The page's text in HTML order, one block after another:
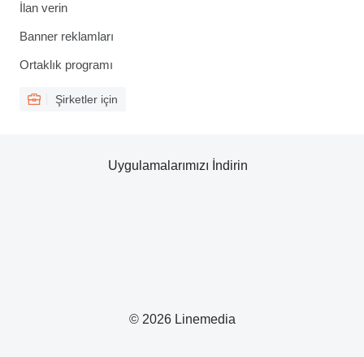
İlan verin
Banner reklamları
Ortaklık programı
Şirketler için
© 2026 Linemedia
Uygulamalarımızı İndirin